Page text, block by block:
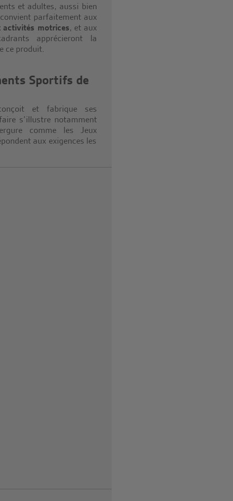
et adultes, aussi bien
parfaitement aux
activités motrices, et aux
apprécieront la
ce produit.
Sportifs de
et fabrique ses
s’illustre notamment
comme les Jeux
aux exigences les